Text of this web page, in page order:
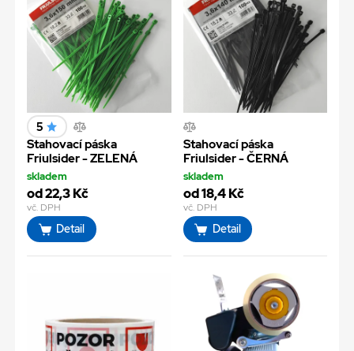
5
Stahovací páska
Friulsider - ZELENÁ
skladem
od 22,3 Kč
vč. DPH
Detail
Stahovací páska
Friulsider - ČERNÁ
skladem
od 18,4 Kč
vč. DPH
Detail